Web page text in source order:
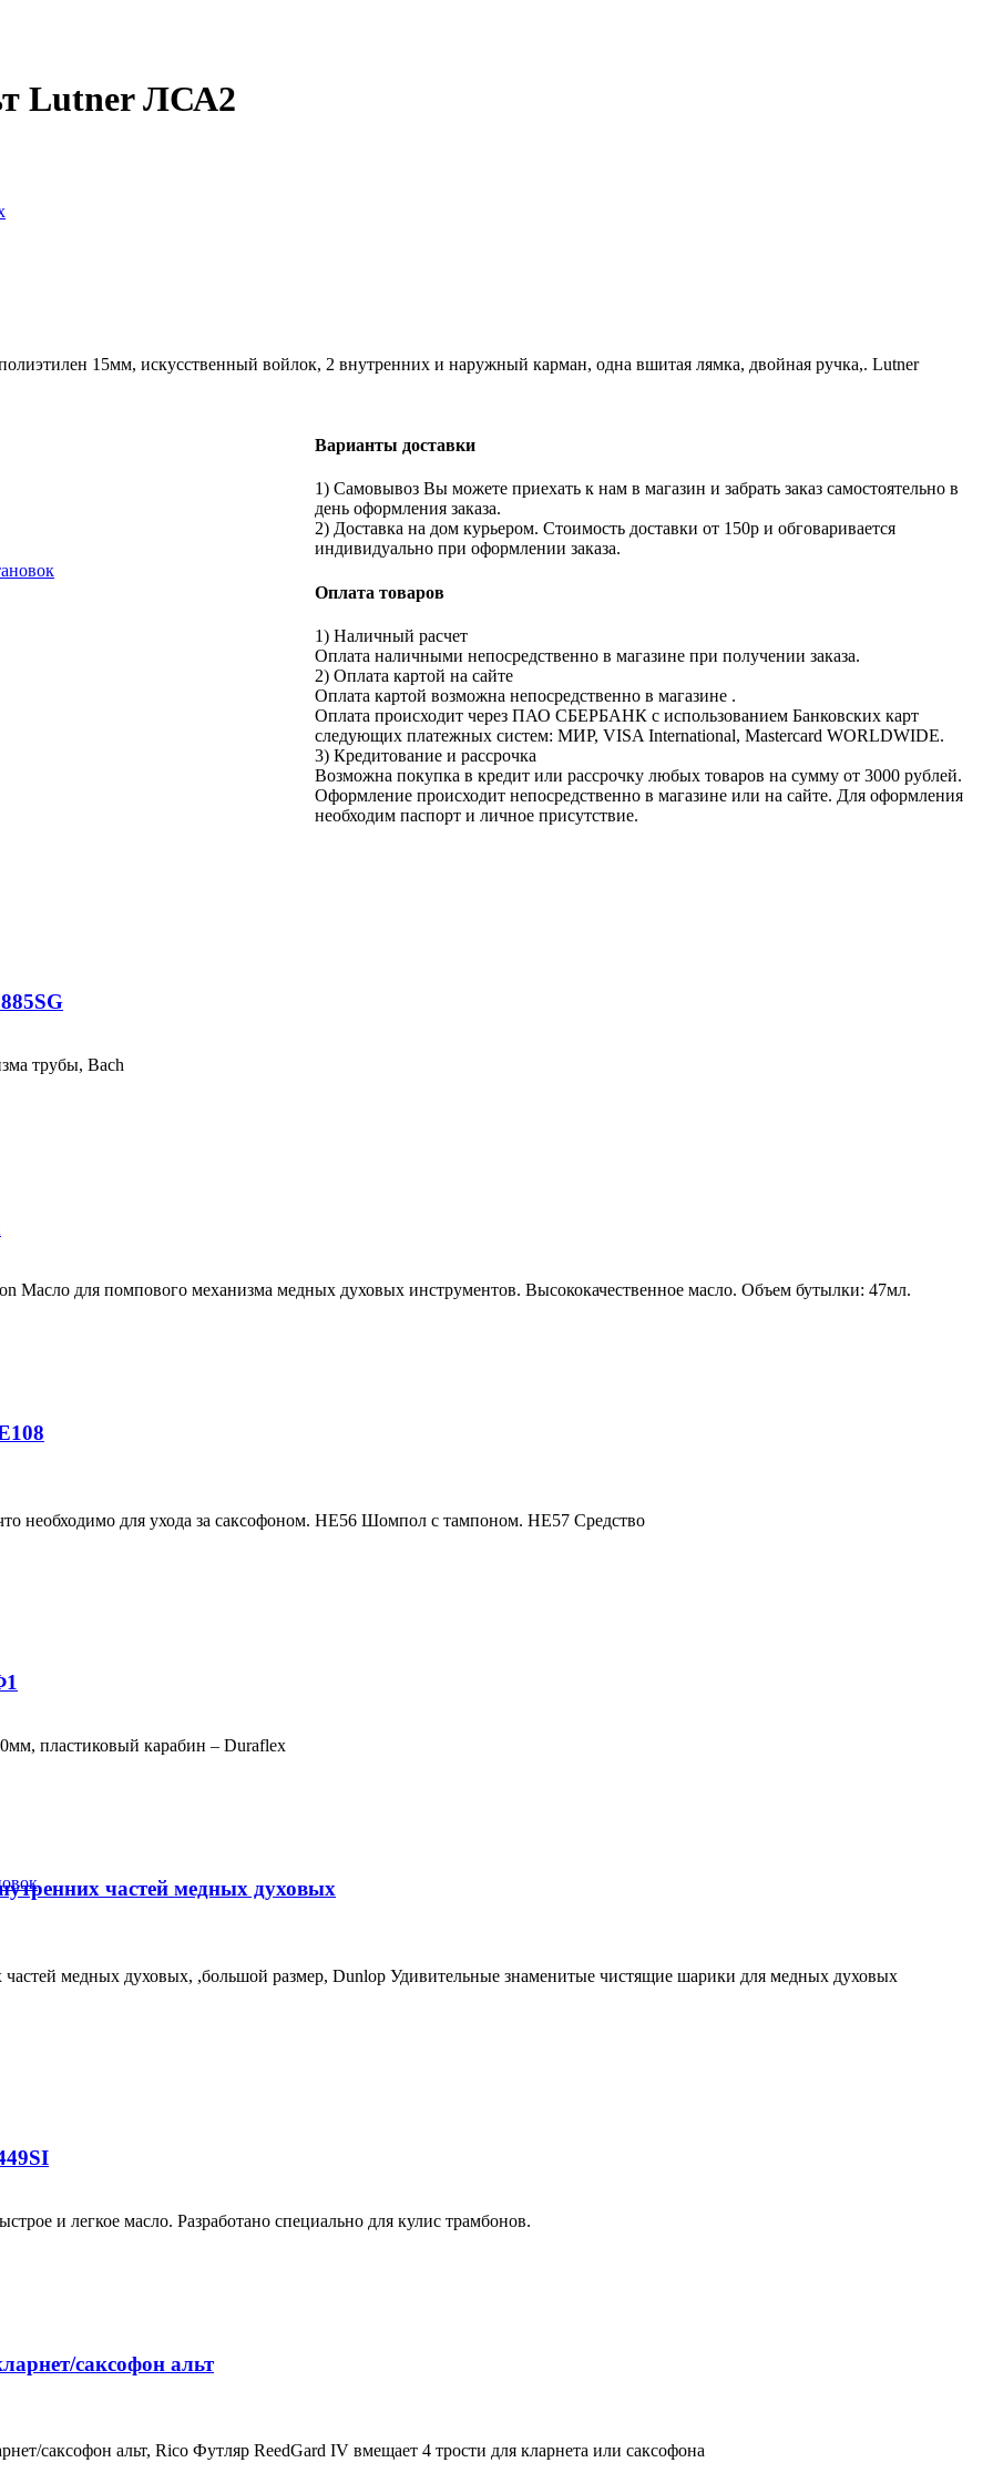
Lutner ЛСА2
15мм, искусственный войлок, 2 внутренних и наружный карман, одна вшитая лямка, двойная ручка,. Lutner
Варианты доставки
1) Самовывоз Вы можете приехать к нам в магазин и забрать заказ самостоятельно в
день оформления заказа.
2) Доставка на дом курьером. Стоимость доставки от 150р и обговаривается
индивидуально при оформлении заказа.
Оплата товаров
1) Наличный расчет
Оплата наличными непосредственно в магазине при получении заказа.
2) Оплата картой на сайте
Оплата картой возможна непосредственно в магазине .
Оплата происходит через ПАО СБЕРБАНК с использованием Банковских карт
следующих платежных систем: МИР, VISA International, Mastercard WORLDWIDE.
3) Кредитование и рассрочка
Возможна покупка в кредит или рассрочку любых товаров на сумму от 3000 рублей.
Оформление происходит непосредственно в магазине или на сайте. Для оформления
необходим паспорт и личное присутствие.
трубы, Bach
Масло для помпового механизма медных духовых инструментов. Высококачественное масло. Объем бутылки: 47мл.
необходимо для ухода за саксофоном. HE56 Шомпол с тампоном. HE57 Средство
пластиковый карабин – Duraflex
частей медных духовых
частей медных духовых, ,большой размер, Dunlop Удивительные знаменитые чистящие шарики для медных духовых
и легкое масло. Разработано специально для кулис трамбонов.
саксофон альт
саксофон альт, Rico Футляр ReedGard IV вмещает 4 трости для кларнета или саксофона